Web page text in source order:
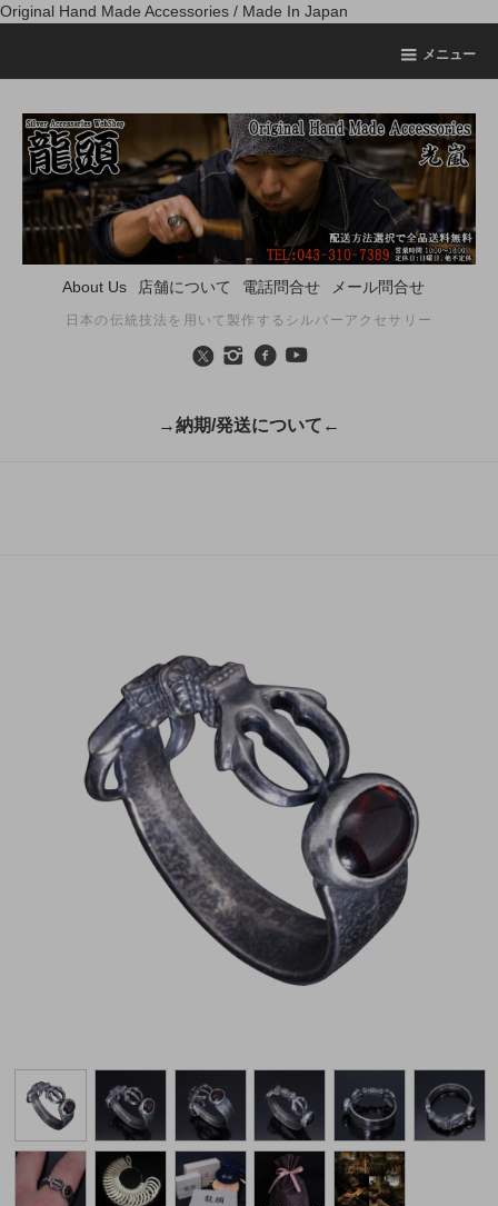
Original Hand Made Accessories / Made In Japan
メニュー
About Us 店舗について 電話問合せ メール問合せ
日本の伝統技法を用いて製作するシルバーアクセサリー
→納期/発送について←